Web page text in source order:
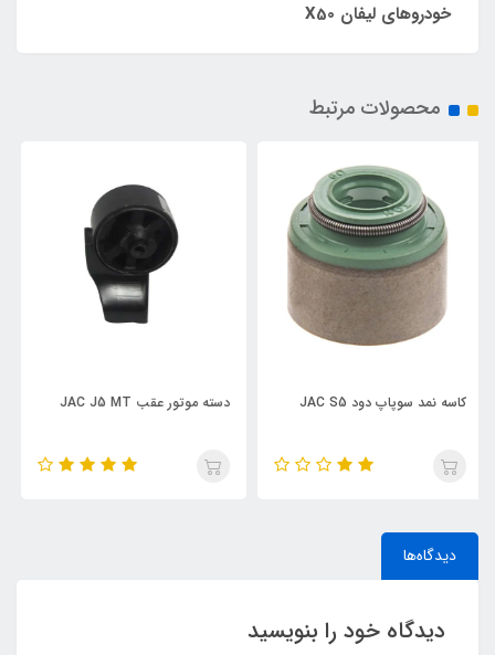
خودروهای لیفان X50
محصولات مرتبط
دسته موتور عقب JAC J5 MT تسمه دینام JAC J5 AT
دیدگاه‌ها
دیدگاه خود را بنویسید